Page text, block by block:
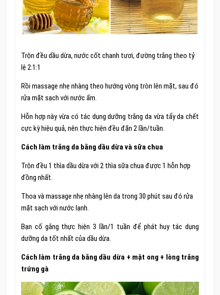
Trộn đều dầu dừa, nước cốt chanh tươi, đường trắng theo tỷ
lệ 2:1:1
Rồi massage nhẹ nhàng theo hướng vòng tròn lên mặt, sau đó
rửa mặt sạch với nước ấm.
Hỗn hợp này vừa có tác dụng dưỡng trắng da vừa tẩy da chết
cực kỳ hiệu quả, nên thực hiện đều đặn 2 lần/tuần.
Cách làm trắng da bằng dầu dừa và sữa chua
Trộn đều 1 thìa dầu dừa với 2 thìa sữa chua được 1 hỗn hợp
đồng nhất.
Thoa và massage nhẹ nhàng lên da trong 30 phút sau đó rửa
mặt sạch với nước lạnh.
Bạn cố gắng thực hiện 3 lần/1 tuần để phát huy tác dụng
dưỡng da tốt nhất của dầu dừa.
Cách làm trắng da bằng dầu dừa + mật ong + lòng trắng
trứng gà